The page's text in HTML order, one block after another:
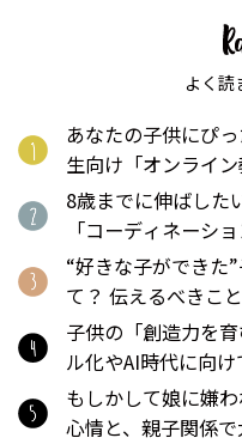
よく読
あなたの子供にぴ
生向け「オンライ
8歳までに伸ばした
「コーディネーシ
“好きな子ができた
て？ 伝えるべきこ
子供の「創造力を
ル化やAI時代に向
もしかして娘に嫌
心情と、親子関係